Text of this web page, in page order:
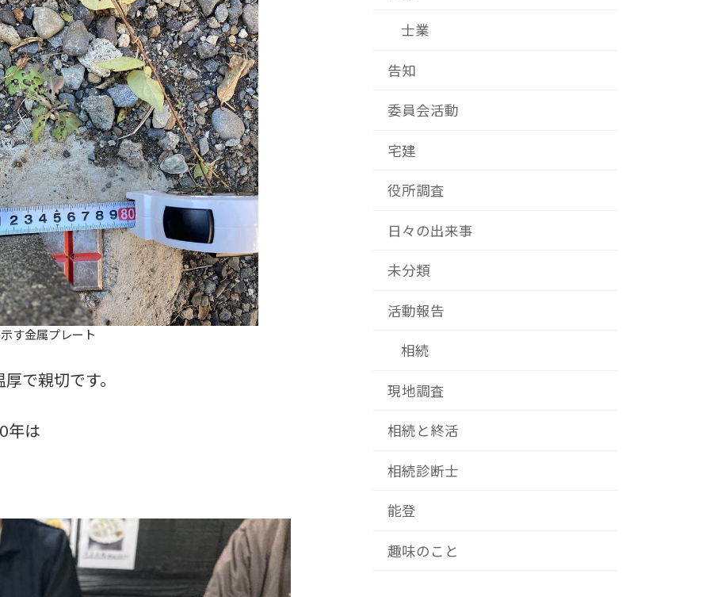
す金属プレート
で親切です。
年は
士業
告知
委員会活動
宅建
役所調査
日々の出来事
未分類
活動報告
相続
現地調査
相続と終活
相続診断士
能登
趣味のこと